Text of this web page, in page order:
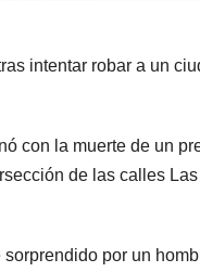
intentar robar a un
con la muerte de un
de las calles
por un